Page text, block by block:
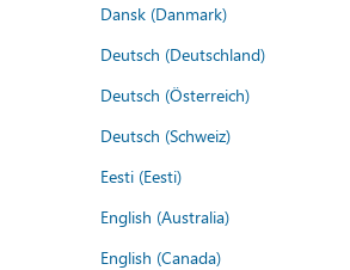
Dansk (Danmark)
Deutsch (Deutschland)
Deutsch (Österreich)
Deutsch (Schweiz)
Eesti (Eesti)
English (Australia)
English (Canada)